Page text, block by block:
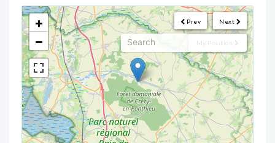
Next
Prev
My Position
<!---->
+
−